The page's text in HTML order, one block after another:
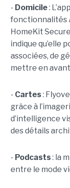
- Domicile:
fonctionnalités
HomeKit
indique qu’elle
associées, de
mettre en
- Cartes:
grâce à
d’intelligence
des détails
- Podcasts: la
entre le mode